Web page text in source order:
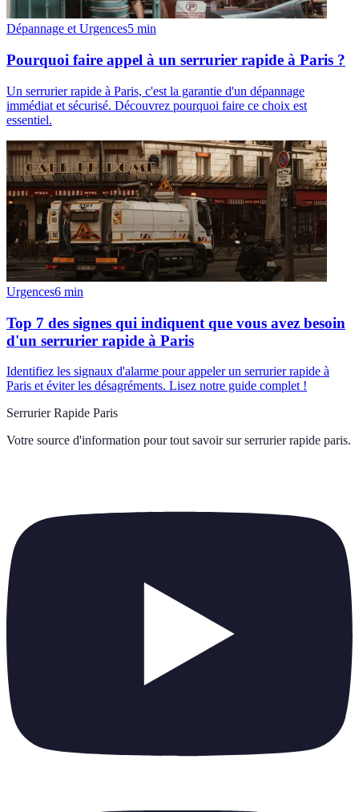
Dépannage et Urgences5 min
Pourquoi faire appel à un serrurier rapide à Paris ?
Un serrurier rapide à Paris, c'est la garantie d'un dépannage
immédiat et sécurisé. Découvrez pourquoi faire ce choix est
essentiel.
Urgences6 min
Top 7 des signes qui indiquent que vous avez besoin
d'un serrurier rapide à Paris
Identifiez les signaux d'alarme pour appeler un serrurier rapide à
Paris et éviter les désagréments. Lisez notre guide complet !
Serrurier Rapide Paris
Votre source d'information pour tout savoir sur serrurier rapide paris.